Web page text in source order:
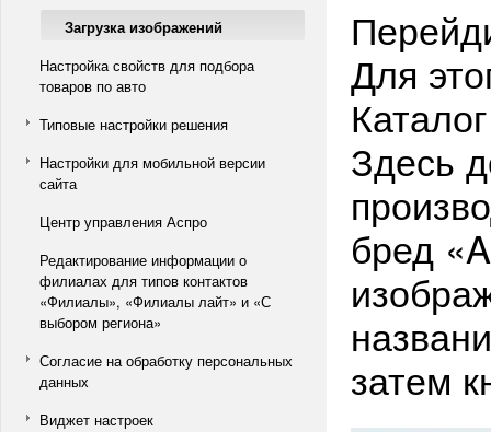
Загрузка изображений
Настройка свойств для подбора
товаров по авто
Типовые настройки решения
Настройки для мобильной версии
сайта
Центр управления Аспро
Редактирование информации о
филиалах для типов контактов
«Филиалы», «Филиалы лайт» и «С
выбором региона»
Согласие на обработку персональных
данных
Виджет настроек
Для
Здесь
бред
затем